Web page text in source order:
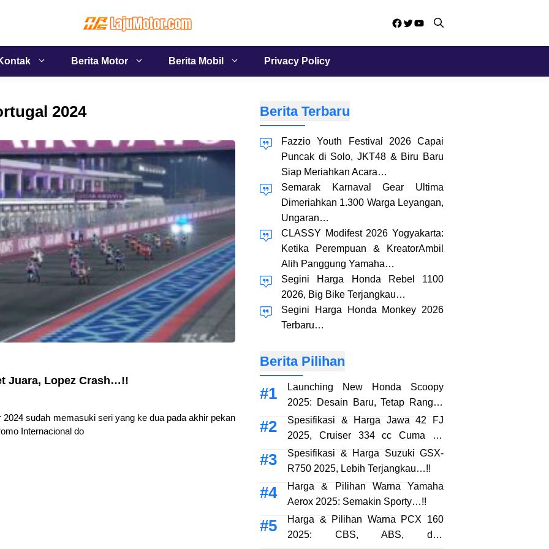
Facebook
Twitter
YouTube
Berita Motor Berita Mobil Privacy Policy
2024
Juara, Lopez Crash…!!
sudah memasuki seri yang ke dua pada akhir pekan
Internacional do
Berita Terbaru
Fazzio Youth Festival 2026 Capai
Puncak di Solo, JKT48 & Biru Baru
Siap Meriahkan Acara…
Semarak Karnaval Gear Ultima
Dimeriahkan 1.300 Warga Leyangan,
Ungaran…
CLASSY Modifest 2026 Yogyakarta:
Ketika Perempuan & KreatorAmbil
Alih Panggung Yamaha…
Segini Harga Honda Rebel 1100
2026, Big Bike Terjangkau…
Segini Harga Honda Monkey 2026
Terbaru…
Berita Pilihan
Launching New Honda Scoopy
2025: Desain Baru, Tetap Rangka
eSAF…!!
Spesifikasi & Harga Jawa 42 FJ
2025, Cruiser 334 cc Cuma 38
Jutaan…!!
Spesifikasi & Harga Suzuki GSX-
R750 2025, Lebih Terjangkau…!!
Harga & Pilihan Warna Yamaha
Aerox 2025: Semakin Sporty…!!
Harga & Pilihan Warna PCX 160
2025: CBS, ABS, dan